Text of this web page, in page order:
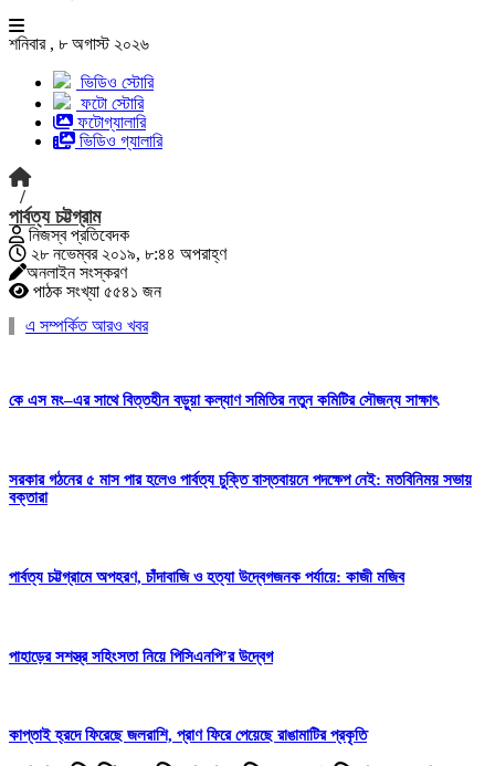
শনিবার , ৮ অগাস্ট ২০২৬
ভিডিও স্টোরি
ফটো স্টোরি
ফটোগ্যালারি
ভিডিও গ্যালারি
/
পার্বত্য চট্টগ্রাম
নিজস্ব প্রতিবেদক
২৮ নভেম্বর ২০১৯, ৮:৪৪ অপরাহ্ণ
অনলাইন সংস্করণ
পাঠক সংখ্যা ৫৫৪১ জন
এ সম্পর্কিত আরও খবর
কে এস মং–এর সাথে বিত্তহীন বড়ুয়া কল্যাণ সমিতির নতুন কমিটির সৌজন্য সাক্ষাৎ
সরকার গঠনের ৫ মাস পার হলেও পার্বত্য চুক্তি বাস্তবায়নে পদক্ষেপ নেই: মতবিনিময় সভায়
বক্তারা
পার্বত্য চট্টগ্রামে অপহরণ, চাঁদাবাজি ও হত্যা উদ্বেগজনক পর্যায়ে: কাজী মজিব
পাহাড়ের সশস্ত্র সহিংসতা নিয়ে পিসিএনপি’র উদ্বেগ
কাপ্তাই হ্রদে ফিরেছে জলরাশি, প্রাণ ফিরে পেয়েছে রাঙামাটির প্রকৃতি